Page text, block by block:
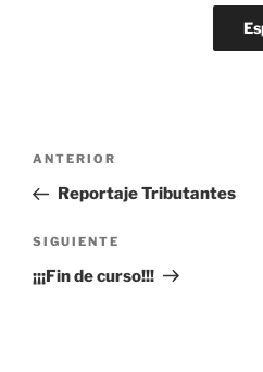
Navegación
artículos
Artículu
anterior
ANTERIOR
Reportaje Tributantes
Artículu
siguiente
SIGUIENTE
¡¡¡Fin de curso!!!